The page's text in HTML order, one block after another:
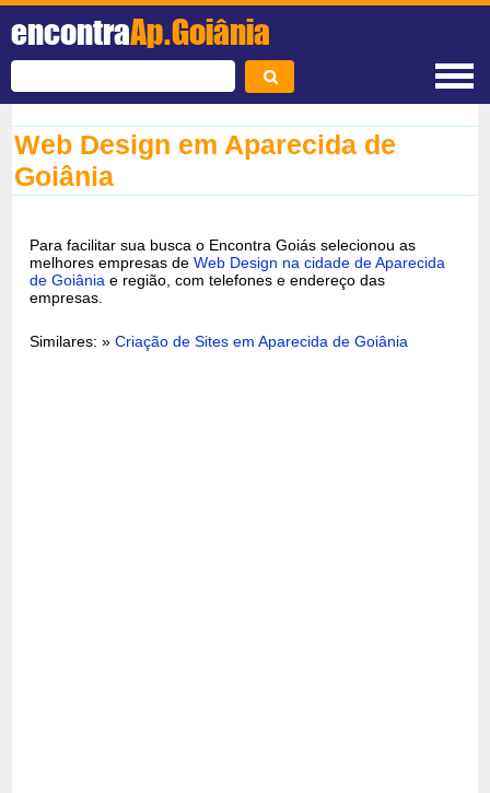
encontraAp.Goiânia
Web Design em Aparecida de
Goiânia
Para facilitar sua busca o Encontra Goiás selecionou as
melhores empresas deWeb Design na cidade de Aparecida
de Goiânia e região, com telefones e endereço das
empresas.
Similares: »Criação de Sites em Aparecida de Goiânia